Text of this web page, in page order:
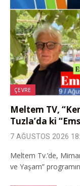
ÇEVRE
Meltem TV,
Tuzla’da ki
7 AĞUSTOS 2026
Meltem Tv.’de,
ve Yaşam”